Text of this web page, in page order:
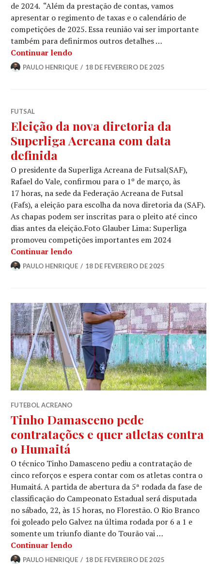
de 2024. “Além da prestação de contas, vamos
apresentar o regimento de taxas e o calendário de
competições de 2025. Essa reunião vai ser importante
também para definirmos outros detalhes …
Continuar lendo
PAULO HENRIQUE 18 DE FEVEREIRO DE 2025
FUTSAL
Eleição da nova diretoria da
Superliga Acreana com data
definida
O presidente da Superliga Acreana de Futsal(SAF),
Rafael do Vale, confirmou para o 1º de março, às
17 horas, na sede da Federação Acreana de Futsal
(Fafs), a eleição para escolha da nova diretoria da (SAF).
As chapas podem ser inscritas para o pleito até cinco
dias antes da eleição.Foto Glauber Lima: Superliga
promoveu competições importantes em 2024
Continuar lendo
PAULO HENRIQUE 18 DE FEVEREIRO DE 2025
FUTEBOL ACREANO
Tinho Damasceno pede
contratações e quer atletas contra
o Humaitá
O técnico Tinho Damasceno pediu a contratação de
cinco reforços e espera contar com os atletas contra o
Humaitá. A partida de abertura da 5ª rodada da fase de
classificação do Campeonato Estadual será disputada
no sábado, 22, às 15 horas, no Florestão. O Rio Branco
foi goleado pelo Galvez na última rodada por 6 a 1 e
somente um triunfo diante do Tourão vai …
Continuar lendo
PAULO HENRIQUE 18 DE FEVEREIRO DE 2025